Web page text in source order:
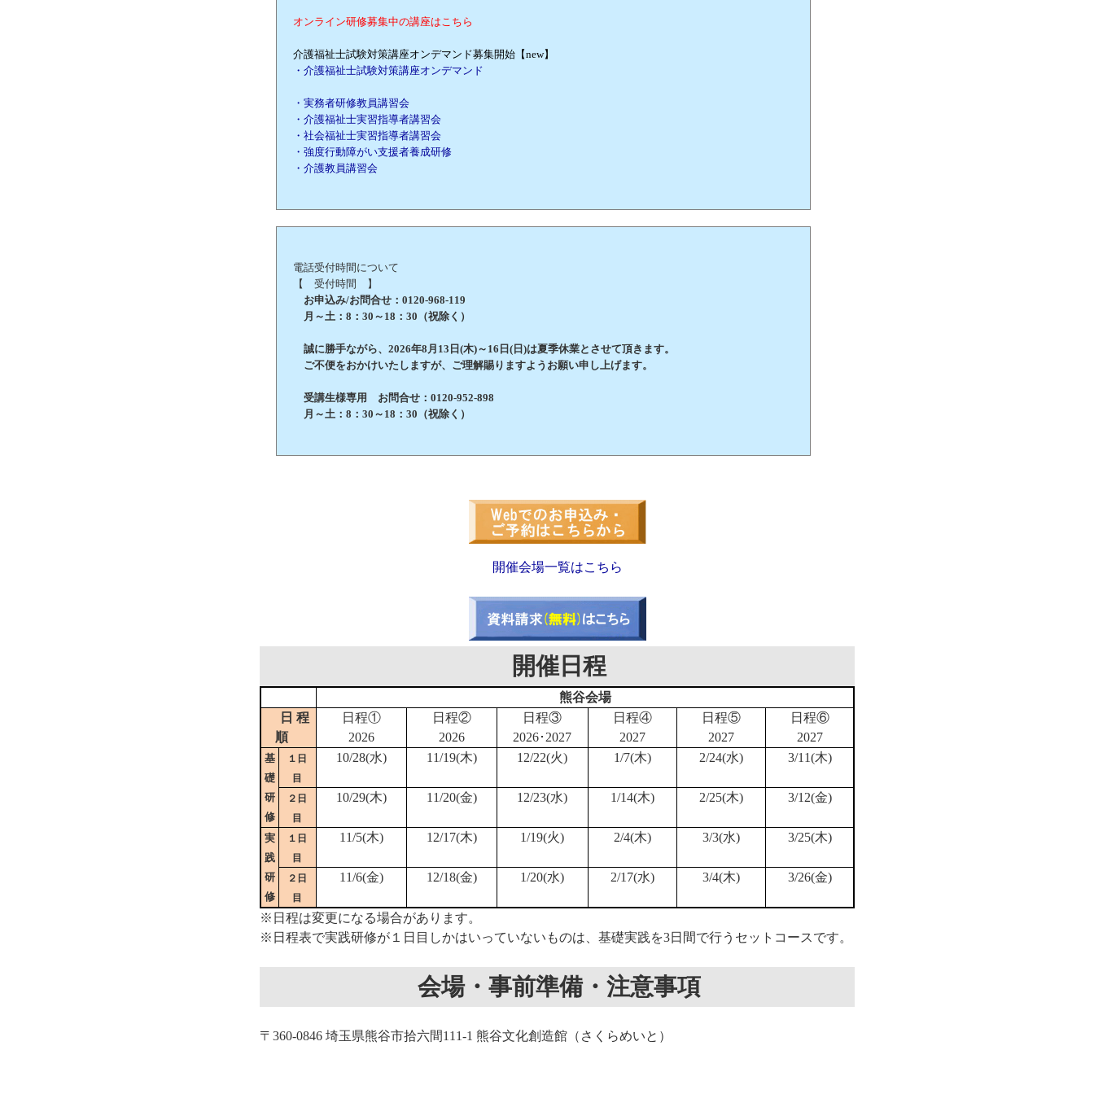
オンライン研修募集中の講座はこちら
介護福祉士試験対策講座オンデマンド募集開始【new】
・介護福祉士試験対策講座オンデマンド
・実務者研修教員講習会
・介護福祉士実習指導者講習会
・社会福祉士実習指導者講習会
・強度行動障がい支援者養成研修
・介護教員講習会
電話受付時間について
【 受付時間 】
お申込み/お問合せ：0120-968-119
月～土：8：30～18：30（祝除く）
誠に勝手ながら、2026年8月13日(木)～16日(日)は夏季休業とさせて頂きます。
ご不便をおかけいたしますが、ご理解賜りますようお願い申し上げます。
受講生様専用 お問合せ：0120-952-898
月～土：8：30～18：30（祝除く）
開催会場一覧はこちら
開催日程
熊谷会場
日 程
順
日程①
2026
日程②
2026
日程③
2026･2027
日程④
2027
日程⑤
2027
日程⑥
2027
基
礎
研
修
１日
目
10/28(水) 11/19(木) 12/22(火) 1/7(木) 2/24(水) 3/11(木)
２日
目
10/29(木) 11/20(金) 12/23(水) 1/14(木) 2/25(木) 3/12(金)
実
践
研
修
１日
目
11/5(木) 12/17(木) 1/19(火) 2/4(木) 3/3(水) 3/25(木)
２日
目
11/6(金) 12/18(金) 1/20(水) 2/17(水) 3/4(木) 3/26(金)
※日程は変更になる場合があります。
※日程表で実践研修が１日目しかはいっていないものは、基礎実践を3日間で行うセットコースです。
会場・事前準備・注意事項
〒360-0846 埼玉県熊谷市拾六間111-1 熊谷文化創造館（さくらめいと）